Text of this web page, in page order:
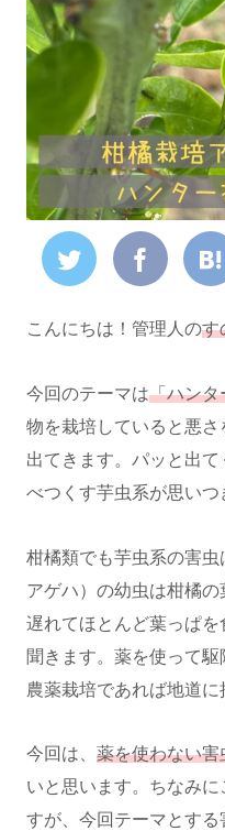
こんにちは！管理人のす
今回のテーマは「ハンタ
物を栽培していると悪さ
出てきます。パッと出
べつくす芋虫系が思いつ
柑橘類でも芋虫系の害虫
アゲハ）の幼虫は柑橘
遅れてほとんど葉っぱ
聞きます。薬を使って
農薬栽培であれば地道に
今回は、 薬を使わない害
いと思います。ちなみ
すが、今回テーマとする